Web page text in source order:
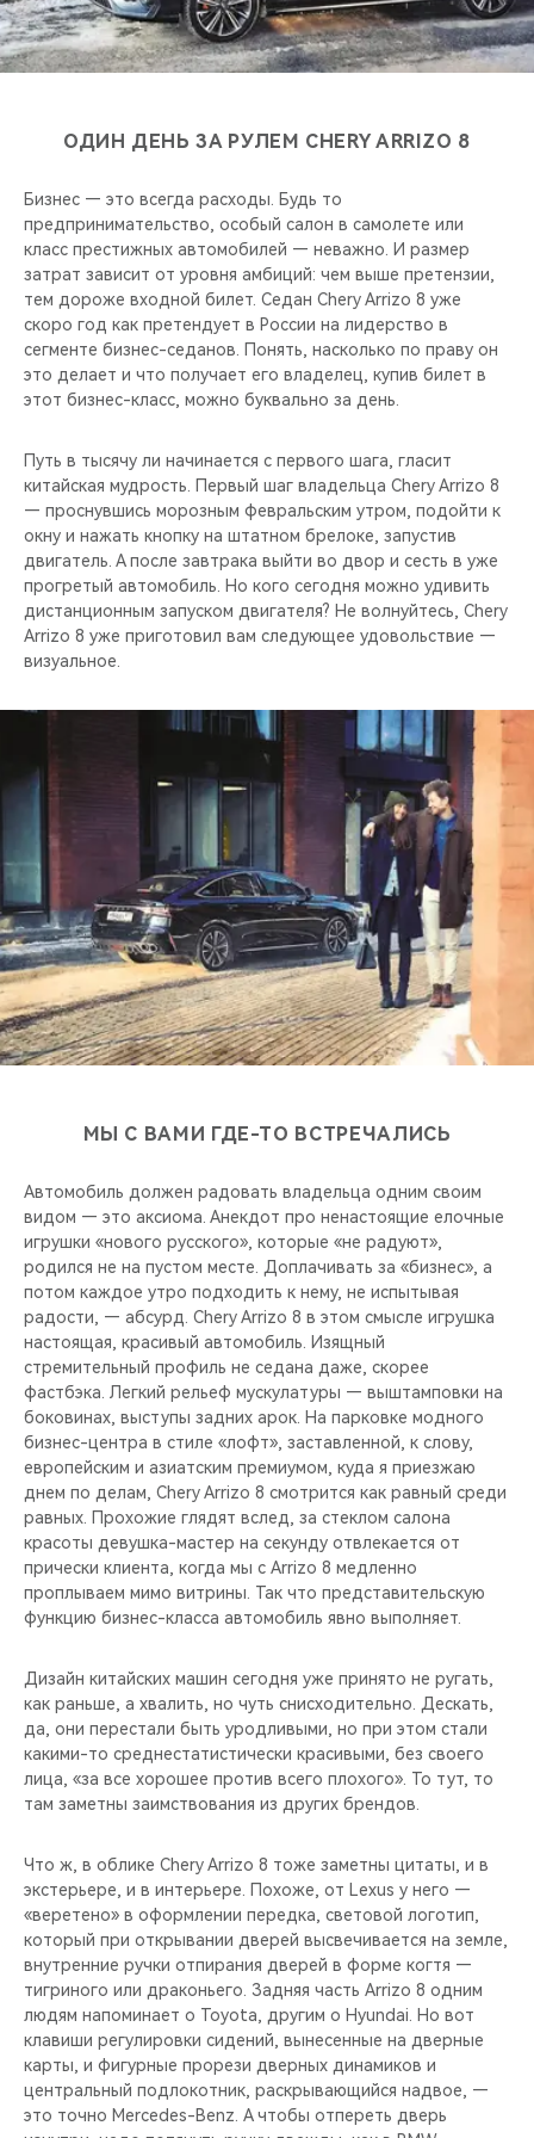
CHERY И СПОРТ
CHERY ДЛЯ ДЕТЕЙ
ОДИН ДЕНЬ ЗА РУЛЕМ CHERY ARRIZO 8
Бизнес — это всегда расходы. Будь то
предпринимательство, особый салон в самолете или
класс престижных автомобилей — неважно. И размер
затрат зависит от уровня амбиций: чем выше претензии,
тем дороже входной билет. Седан Chery Arrizo 8 уже
скоро год как претендует в России на лидерство в
сегменте бизнес-седанов. Понять, насколько по праву он
это делает и что получает его владелец, купив билет в
этот бизнес-класс, можно буквально за день.
Путь в тысячу ли начинается с первого шага, гласит
китайская мудрость. Первый шаг владельца Chery Arrizo 8
— проснувшись морозным февральским утром, подойти к
окну и нажать кнопку на штатном брелоке, запустив
двигатель. А после завтрака выйти во двор и сесть в уже
прогретый автомобиль. Но кого сегодня можно удивить
дистанционным запуском двигателя? Не волнуйтесь, Chery
Arrizo 8 уже приготовил вам следующее удовольствие —
визуальное.
МЫ С ВАМИ ГДЕ-ТО ВСТРЕЧАЛИСЬ
Автомобиль должен радовать владельца одним своим
видом — это аксиома. Анекдот про ненастоящие елочные
игрушки «нового русского», которые «не радуют»,
родился не на пустом месте. Доплачивать за «бизнес», а
потом каждое утро подходить к нему, не испытывая
радости, — абсурд. Chery Arrizo 8 в этом смысле игрушка
настоящая, красивый автомобиль. Изящный
стремительный профиль не седана даже, скорее
фастбэка. Легкий рельеф мускулатуры — выштамповки на
боковинах, выступы задних арок. На парковке модного
бизнес-центра в стиле «лофт», заставленной, к слову,
европейским и азиатским премиумом, куда я приезжаю
днем по делам, Chery Arrizo 8 смотрится как равный среди
равных. Прохожие глядят вслед, за стеклом салона
красоты девушка-мастер на секунду отвлекается от
прически клиента, когда мы с Arrizo 8 медленно
проплываем мимо витрины. Так что представительскую
функцию бизнес-класса автомобиль явно выполняет.
Дизайн китайских машин сегодня уже принято не ругать,
как раньше, а хвалить, но чуть снисходительно. Дескать,
да, они перестали быть уродливыми, но при этом стали
какими-то среднестатистически красивыми, без своего
лица, «за все хорошее против всего плохого». То тут, то
там заметны заимствования из других брендов.
Что ж, в облике Chery Arrizo 8 тоже заметны цитаты, и в
экстерьере, и в интерьере. Похоже, от Lexus у него —
«веретено» в оформлении передка, световой логотип,
который при открывании дверей высвечивается на земле,
внутренние ручки отпирания дверей в форме когтя —
тигриного или драконьего. Задняя часть Arrizo 8 одним
людям напоминает о Toyota, другим о Hyundai. Но вот
клавиши регулировки сидений, вынесенные на дверные
карты, и фигурные прорези дверных динамиков и
центральный подлокотник, раскрывающийся надвое, —
это точно Mercedes-Benz. А чтобы отпереть дверь